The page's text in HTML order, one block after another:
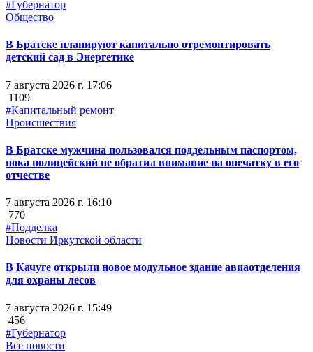
#Губернатор
Общество
В Братске планируют капитально отремонтировать
детский сад в Энергетике
7 августа 2026 г. 17:06
1109
#Капитальный ремонт
Происшествия
В Братске мужчина пользовался поддельным паспортом,
пока полицейский не обратил внимание на опечатку в его
отчестве
7 августа 2026 г. 16:10
770
#Подделка
Новости Иркутской области
В Качуге открыли новое модульное здание авиаотделения
для охраны лесов
7 августа 2026 г. 15:49
456
#Губернатор
Все новости